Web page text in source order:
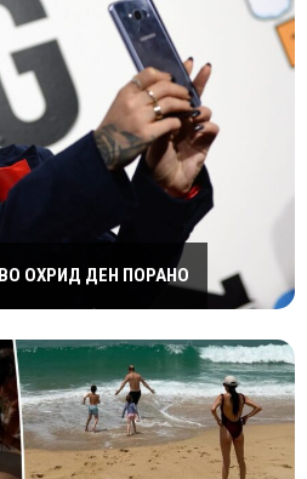
ОХРИД ДЕН ПОРАНО